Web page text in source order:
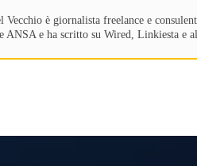
Vecchio è giornalista freelance e
ANSA e ha scritto su Wired, Linkiesta e